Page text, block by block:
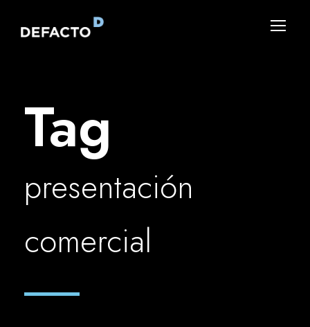
Tag
presentación
comercial